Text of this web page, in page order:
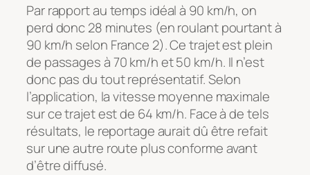
Par rapport au temps idéal à 90 km/h, on
perd donc 28 minutes (en roulant pourtant à
90 km/h selon France 2). Ce trajet est plein
de passages à 70 km/h et 50 km/h. Il n’est
donc pas du tout représentatif. Selon
l’application, la vitesse moyenne maximale
sur ce trajet est de 64 km/h. Face à de tels
résultats, le reportage aurait dû être refait
sur une autre route plus conforme avant
d’être diffusé.